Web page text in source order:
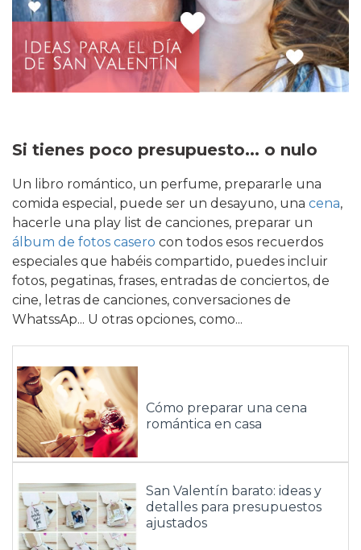
Si tienes poco presupuesto... o nulo
Un libro romántico, un perfume, prepararle una
comida especial, puede ser un desayuno, una cena,
hacerle una play list de canciones, preparar un
álbum de fotos casero con todos esos recuerdos
especiales que habéis compartido, puedes incluir
fotos, pegatinas, frases, entradas de conciertos, de
cine, letras de canciones, conversaciones de
WhatssAp... U otras opciones, como...
Cómo preparar una cena
romántica en casa
San Valentín barato: ideas y
detalles para presupuestos
ajustados